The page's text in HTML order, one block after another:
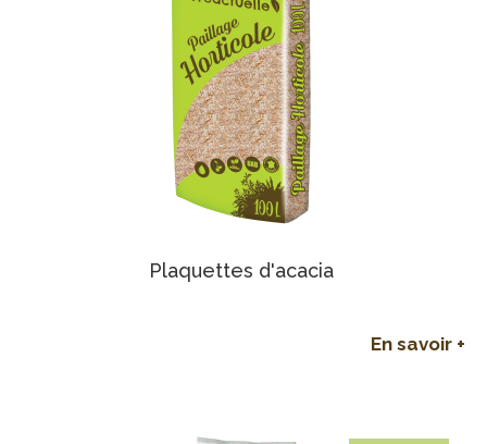
Plaquettes d'acacia
En savoir +